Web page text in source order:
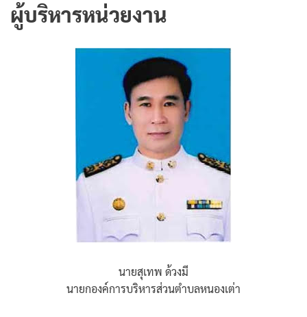
ผู้บริหารหน่วยงาน
นายสุเทพ ด้วงมี
นายกองค์การบริหารส่วนตำบลหนองเต่า